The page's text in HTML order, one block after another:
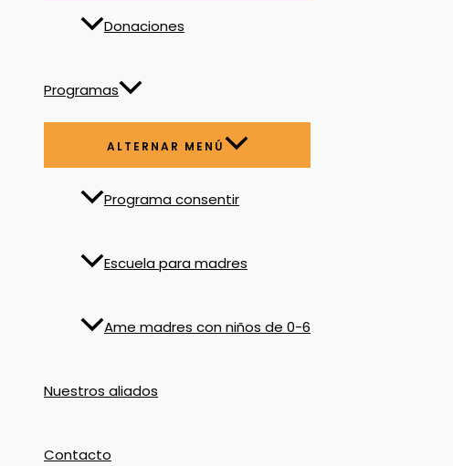
Donaciones
Programas
ALTERNAR MENÚ
Programa consentir
Escuela para madres
Ame madres con niños de 0-6
Nuestros aliados
Contacto